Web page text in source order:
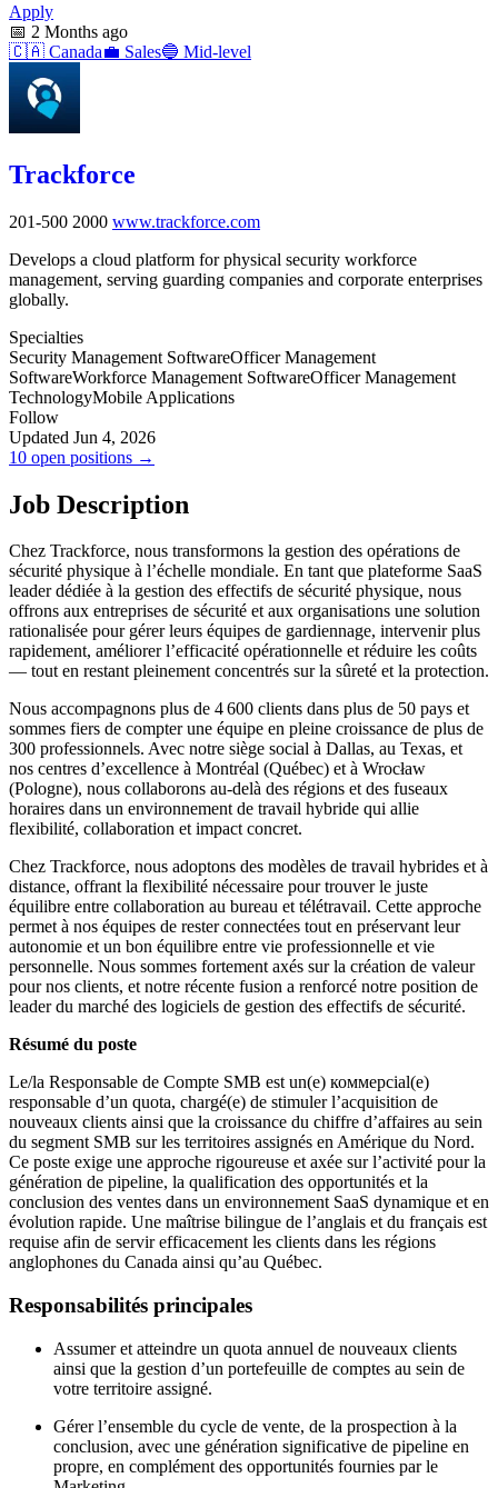
Apply
📅 2 Months ago
🇨🇦 Canada💼 Sales🔵 Mid-level
Trackforce
201-500 2000 www.trackforce.com
Develops a cloud platform for physical security workforce
management, serving guarding companies and corporate enterprises
globally.
Specialties
Security Management SoftwareOfficer Management
SoftwareWorkforce Management SoftwareOfficer Management
TechnologyMobile Applications
Follow
Updated Jun 4, 2026
10 open positions →
Job Description
Chez Trackforce, nous transformons la gestion des opérations de
sécurité physique à l’échelle mondiale. En tant que plateforme SaaS
leader dédiée à la gestion des effectifs de sécurité physique, nous
offrons aux entreprises de sécurité et aux organisations une solution
rationalisée pour gérer leurs équipes de gardiennage, intervenir plus
rapidement, améliorer l’efficacité opérationnelle et réduire les coûts
— tout en restant pleinement concentrés sur la sûreté et la protection.
Nous accompagnons plus de 4 600 clients dans plus de 50 pays et
sommes fiers de compter une équipe en pleine croissance de plus de
300 professionnels. Avec notre siège social à Dallas, au Texas, et
nos centres d’excellence à Montréal (Québec) et à Wrocław
(Pologne), nous collaborons au‑delà des régions et des fuseaux
horaires dans un environnement de travail hybride qui allie
flexibilité, collaboration et impact concret.
Chez Trackforce, nous adoptons des modèles de travail hybrides et à
distance, offrant la flexibilité nécessaire pour trouver le juste
équilibre entre collaboration au bureau et télétravail. Cette approche
permet à nos équipes de rester connectées tout en préservant leur
autonomie et un bon équilibre entre vie professionnelle et vie
personnelle. Nous sommes fortement axés sur la création de valeur
pour nos clients, et notre récente fusion a renforcé notre position de
leader du marché des logiciels de gestion des effectifs de sécurité.
Résumé du poste
Le/la Responsable de Compte SMB est un(e) коммерcial(e)
responsable d’un quota, chargé(e) de stimuler l’acquisition de
nouveaux clients ainsi que la croissance du chiffre d’affaires au sein
du segment SMB sur les territoires assignés en Amérique du Nord.
Ce poste exige une approche rigoureuse et axée sur l’activité pour la
génération de pipeline, la qualification des opportunités et la
conclusion des ventes dans un environnement SaaS dynamique et en
évolution rapide. Une maîtrise bilingue de l’anglais et du français est
requise afin de servir efficacement les clients dans les régions
anglophones du Canada ainsi qu’au Québec.
Responsabilités principales
Assumer et atteindre un quota annuel de nouveaux clients
ainsi que la gestion d’un portefeuille de comptes au sein de
votre territoire assigné.
Gérer l’ensemble du cycle de vente, de la prospection à la
conclusion, avec une génération significative de pipeline en
propre, en complément des opportunités fournies par le